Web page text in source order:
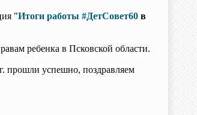
"Итоги работы #ДетСовет60в
ребенка в Псковской области.
прошли успешно, поздравляем